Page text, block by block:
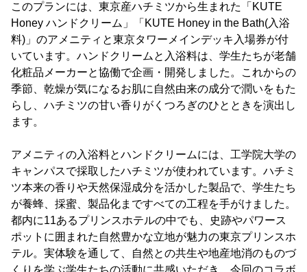
このプランには、東京産ハチミツから生まれた「KUTE
Honey ハンドクリーム」「KUTE Honey in the Bath(入浴
料)」のアメニティと東京タワーメインデッキ入場券が付
いています。ハンドクリームと入浴料は、学生たちが老舗
化粧品メーカーと協働で企画・開発しました。これからの
季節、乾燥が気になるお肌に自然由来の成分で潤いをもた
らし、ハチミツの甘い香りがくつろぎのひとときを演出し
ます。
アメニティの入浴料とハンドクリームには、工学院大学の
キャンパスで採取したハチミツが使われています。ハチミ
ツ本来の香りや天然保湿成分を活かした製品で、学生たち
が養蜂、採蜜、製品化まですべての工程を手がけました。
都内に11あるプリンスホテルの中でも、史跡やパワース
ポットに囲まれた自然豊かな立地が魅力の東京プリンスホ
テル。実体験を通して、自然との共生や地産地消のものづ